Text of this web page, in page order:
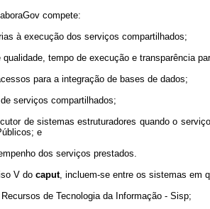
compete:
à execução dos serviços compartilhados;
qualidade, tempo de execução e transparência
para a integração de bases de dados;
serviços compartilhados;
de sistemas estruturadores quando o
e
dos serviços prestados.
V do caput, incluem-se entre os sistemas em
de Tecnologia da Informação - Sisp;